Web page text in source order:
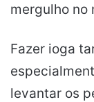
mergulho no
Fazer ioga
levantar os